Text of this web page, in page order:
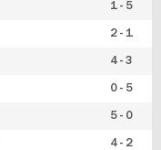
1 - 5
2 - 1
4 - 3
0 - 5
5 - 0
4 - 2